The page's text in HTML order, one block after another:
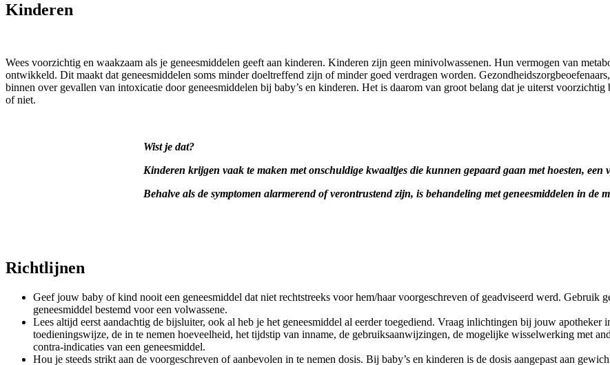
Kinderen
Wees voorzichtig en waakzaam als je geneesmiddelen geeft aan kinderen. Kinderen zijn geen minivolwassenen. Hun vermogen van
ontwikkeld. Dit maakt dat geneesmiddelen soms minder doeltreffend zijn of minder goed verdragen worden.
binnen over gevallen van intoxicatie door geneesmiddelen bij baby’s en kinderen. Het is daarom van groot belang dat je uiterst
of niet.
Wist je dat?
Kinderen krijgen vaak te maken met onschuldige kwaaltjes die kunnen gepaard gaan met hoesten, een
Behalve als de symptomen alarmerend of verontrustend zijn, is behandeling met geneesmiddelen in de
Richtlijnen
Geef jouw baby of kind nooit een geneesmiddel dat niet rechtstreeks voor hem/haar voorgeschreven of geadviseerd werd. Gebruik
geneesmiddel bestemd voor een volwassene.
Lees altijd eerst aandachtig de bijsluiter, ook al heb je het geneesmiddel al eerder toegediend. Vraag inlichtingen bij jouw
toedieningswijze, de in te nemen hoeveelheid, het tijdstip van inname, de gebruiksaanwijzingen, de mogelijke wisselwerking met
contra-indicaties van een geneesmiddel.
Hou je steeds strikt aan de voorgeschreven of aanbevolen in te nemen dosis. Bij baby’s en kinderen is de dosis aangepast aan